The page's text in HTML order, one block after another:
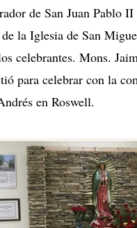
de San Juan Pablo
la Iglesia de San
celebrantes. Mons.
para celebrar con la
en Roswell.